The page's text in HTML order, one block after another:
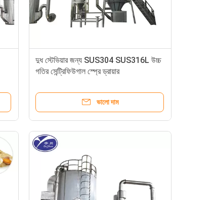
দুধ স্টেভিয়ার জন্য SUS304 SUS316L উচ্চ
গতির সেন্ট্রিফিউগাল স্প্রে ড্রায়ার
ভালো দাম